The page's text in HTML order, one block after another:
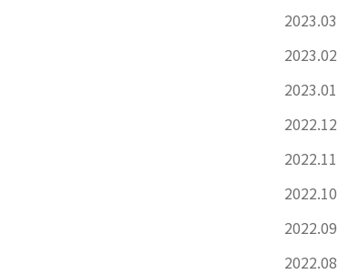
2023.03
2023.02
2023.01
2022.12
2022.11
2022.10
2022.09
2022.08